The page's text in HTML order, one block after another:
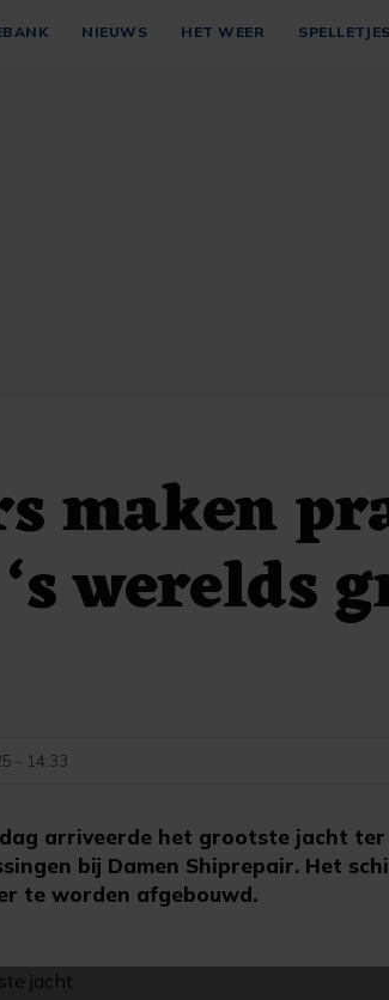
NIEUWS HET WEER SPELLETJES
maken
werelds
arriveerde het grootste jacht
bij Damen Shiprepair. Het
te worden afgebouwd.
- 14:33